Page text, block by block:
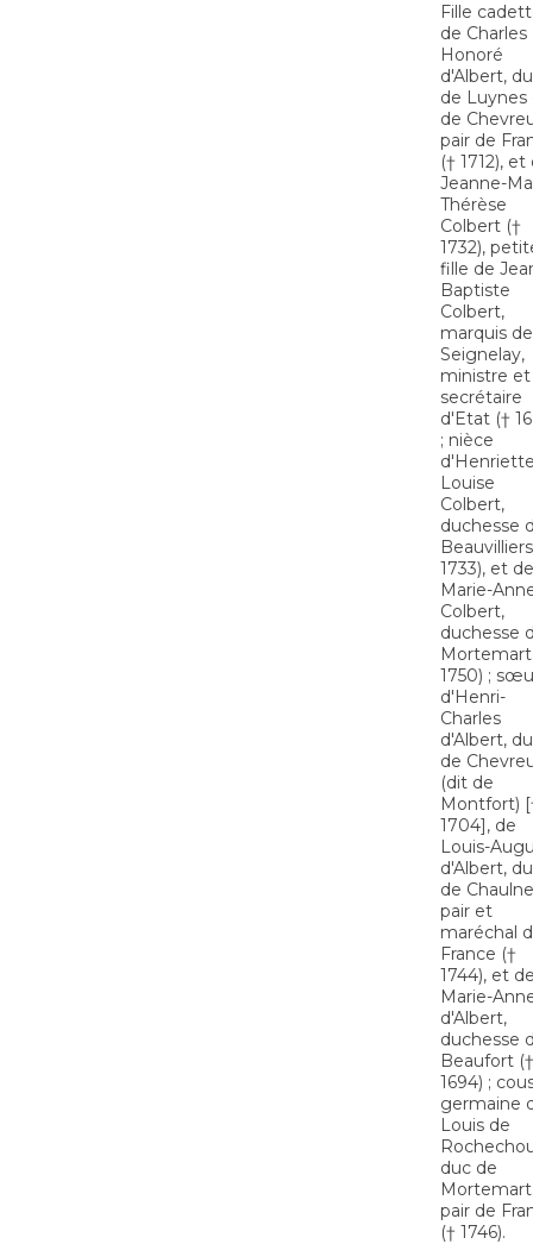
Fille
de Charles
Honoré
d'Albert,
de Luynes
de
pair de
(† 1712), et
Jeanne-
Thérèse
Colbert (†
1732),
fille de
Baptiste
Colbert,
marquis de
Seignelay,
ministre et
secrétaire
d'Etat (†
; nièce
Louise
Colbert,
duchesse
1733), et de
Marie-
Colbert,
duchesse
1750) ;
d'Henri-
Charles
d'Albert,
de
(dit de
Montfort)
1704], de
Louis-
d'Albert,
de
pair et
maréchal
France (†
1744), et
Marie-
d'Albert,
duchesse
Beaufort (†
1694) ;
germaine
Louis de
duc de
pair de
(† 1746).